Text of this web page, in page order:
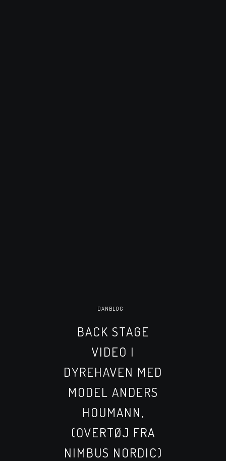
DANBLOG
BACK STAGE
VIDEO I
DYREHAVEN MED
MODEL ANDERS
HOUMANN,
(OVERTØJ FRA
NIMBUS NORDIC)